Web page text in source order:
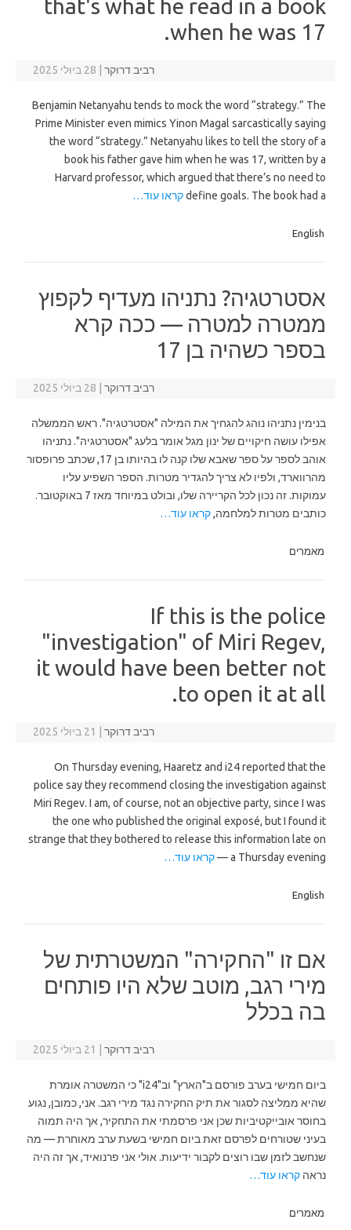
that's what he read in a book
when he was 17.
רביב דרוקר 28 ביולי 2025
Benjamin Netanyahu tends to mock the word “strategy.” The
Prime Minister even mimics Yinon Magal sarcastically saying
the word “strategy.” Netanyahu likes to tell the story of a
book his father gave him when he was 17, written by a
Harvard professor, which argued that there’s no need to
define goals. The book had aקראו עוד…
English
אסטרטגיה? נתניהו מעדיף לקפוץ
ממטרה למטרה — ככה קרא
בספר כשהיה בן 17
רביב דרוקר 28 ביולי 2025
בנימין נתניהו נוהג להגחיך את המילה "אסטרטגיה". ראש הממשלה
אפילו עושה חיקויים של ינון מגל אומר בלעג "אסטרטגיה". נתניהו
אוהב לספר על ספר שאבא שלו קנה לו בהיותו בן 17, שכתב פרופסור
מהרווארד, ולפיו לא צריך להגדיר מטרות. הספר השפיע עליו
עמוקות. זה נכון לכל הקריירה שלו, ובולט במיוחד מאז 7 באוקטובר.
כותבים מטרות למלחמה,קראו עוד…
מאמרים
If this is the police
"investigation" of Miri Regev,
it would have been better not
to open it at all.
רביב דרוקר 21 ביולי 2025
On Thursday evening, Haaretz and i24 reported that the
police say they recommend closing the investigation against
Miri Regev. I am, of course, not an objective party, since I was
the one who published the original exposé, but I found it
strange that they bothered to release this information late on
a Thursday evening —
קראו עוד…
English
אם זו "החקירה" המשטרתית של
מירי רגב, מוטב שלא היו פותחים
בה בכלל
רביב דרוקר 21 ביולי 2025
ביום חמישי בערב פורסם ב"הארץ" וב"i24" כי המשטרה אומרת
שהיא ממליצה לסגור את תיק החקירה נגד מירי רגב. אני, כמובן, נגוע
בחוסר אובייקטיביות שכן אני פרסמתי את התחקיר, אך היה תמוה
בעיני שטורחים לפרסם זאת ביום חמישי בשעת ערב מאוחרת — מה
שנחשב לזמן שבו רוצים לקבור ידיעות. אולי אני פרנואיד, אך זה היה
נראה קראו עוד…
מאמרים